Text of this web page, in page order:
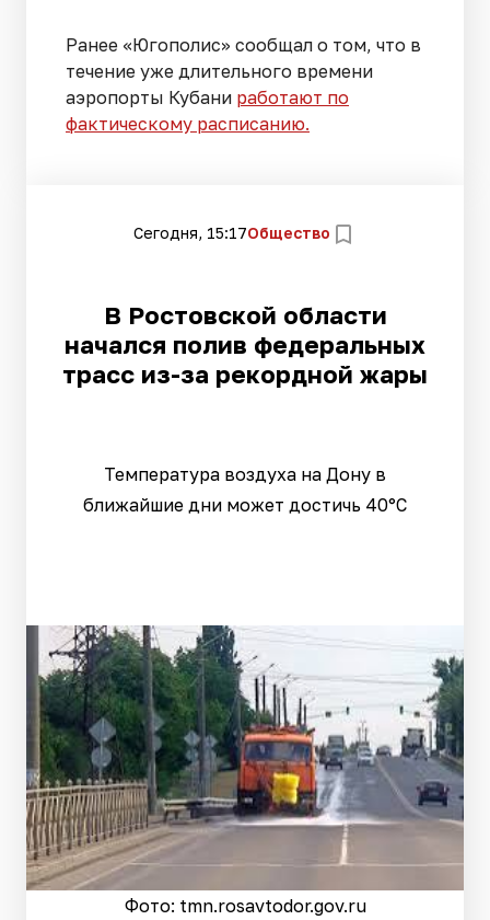
Ранее «Югополис» сообщал о том, что в
течение уже длительного времени
аэропорты Кубани работают по
фактическому расписанию.
Сегодня, 15:17Общество
В Ростовской области
начался полив федеральных
трасс из-за рекордной жары
Температура воздуха на Дону в
ближайшие дни может достичь 40°C
Фото: tmn.rosavtodor.gov.ru